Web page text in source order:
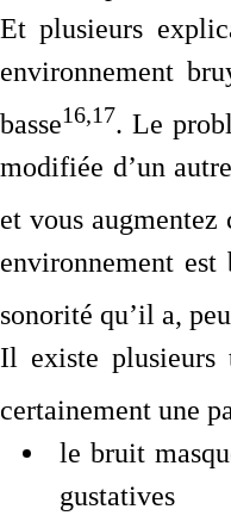
Et plusieurs
environnement
basse16,17. Le
modifiée d’un
et vous
environnement
sonorité qu’il a,
Il existe plusieurs
certainement une
le bruit
gustatives